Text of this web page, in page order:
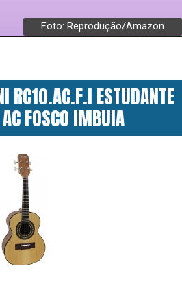
Foto: Reprodução/Amazon
RC10.AC.F.I ESTUDANTE
FOSCO IMBUIA